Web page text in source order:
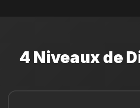
4 Niveaux de